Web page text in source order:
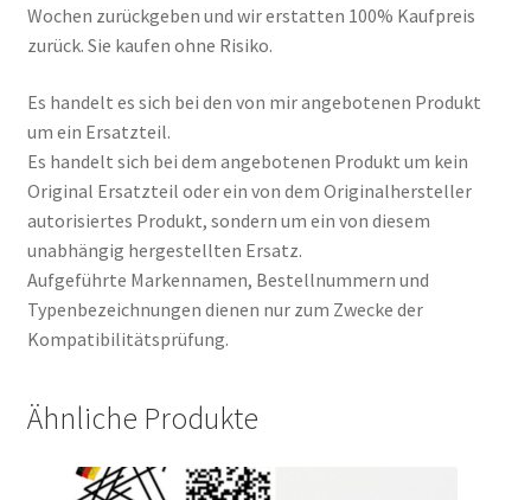
Wochen zurückgeben und wir erstatten 100% Kaufpreis
zurück. Sie kaufen ohne Risiko.
Es handelt es sich bei den von mir angebotenen Produkt
um ein Ersatzteil.
Es handelt sich bei dem angebotenen Produkt um kein
Original Ersatzteil oder ein von dem Originalhersteller
autorisiertes Produkt, sondern um ein von diesem
unabhängig hergestellten Ersatz.
Aufgeführte Markennamen, Bestellnummern und
Typenbezeichnungen dienen nur zum Zwecke der
Kompatibilitätsprüfung.
Ähnliche Produkte